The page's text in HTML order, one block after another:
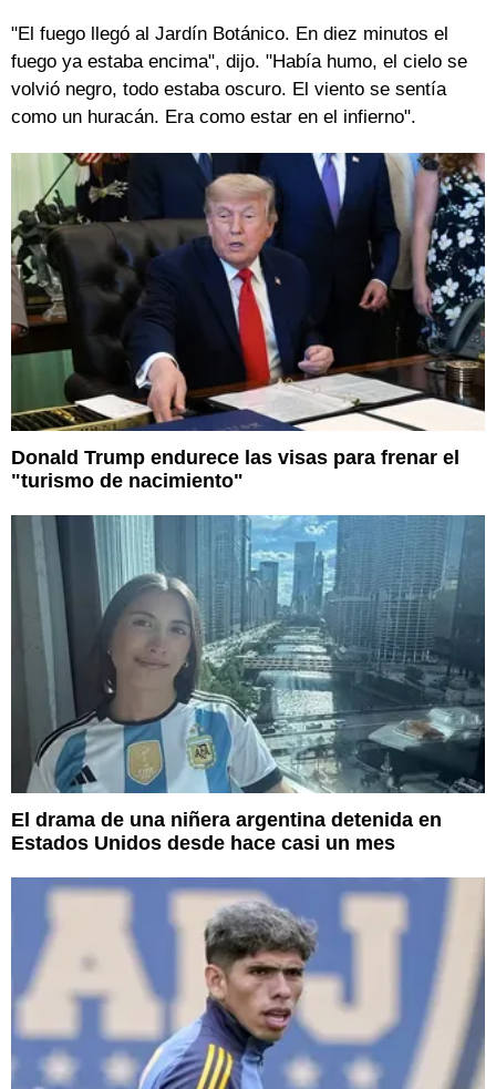
"El fuego llegó al Jardín Botánico. En diez minutos el
fuego ya estaba encima", dijo. "Había humo, el cielo se
volvió negro, todo estaba oscuro. El viento se sentía
como un huracán. Era como estar en el infierno".
Donald Trump endurece las visas para frenar el
"turismo de nacimiento"
El drama de una niñera argentina detenida en
Estados Unidos desde hace casi un mes